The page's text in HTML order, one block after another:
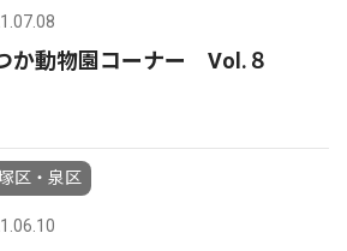
か動物園コーナー Vol.８
区・泉区